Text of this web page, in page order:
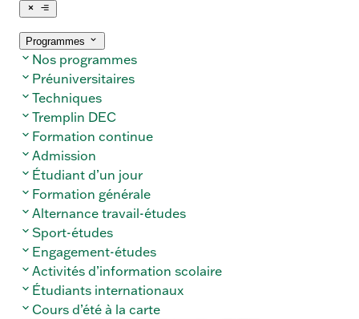
Fermer
le
menu
Ouvrir
le
menu
Programmes
le
sous-
menu
Nos programmes
Préuniversitaires
Techniques
Tremplin DEC
Formation continue
Admission
Étudiant d’un jour
Formation générale
Alternance travail-études
Sport-études
Engagement-études
Activités d’information scolaire
Étudiants internationaux
Cours d’été à la carte